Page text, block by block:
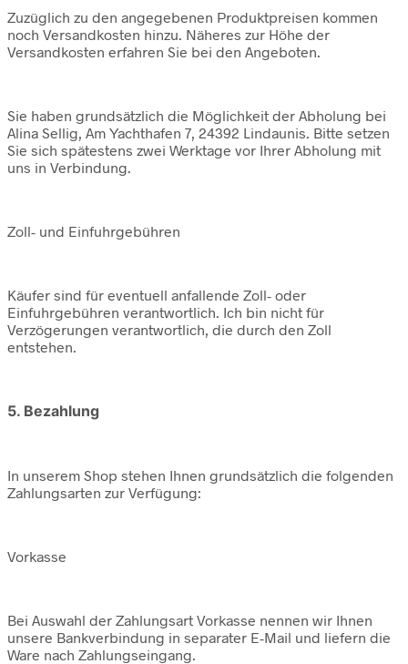
Zuzüglich zu den angegebenen Produktpreisen kommen
noch Versandkosten hinzu. Näheres zur Höhe der
Versandkosten erfahren Sie bei den Angeboten.
Sie haben grundsätzlich die Möglichkeit der Abholung bei
Alina Sellig, Am Yachthafen 7, 24392 Lindaunis. Bitte setzen
Sie sich spätestens zwei Werktage vor Ihrer Abholung mit
uns in Verbindung.
Zoll- und Einfuhrgebühren
Käufer sind für eventuell anfallende Zoll- oder
Einfuhrgebühren verantwortlich. Ich bin nicht für
Verzögerungen verantwortlich, die durch den Zoll
entstehen.
5. Bezahlung
In unserem Shop stehen Ihnen grundsätzlich die folgenden
Zahlungsarten zur Verfügung:
Vorkasse
Bei Auswahl der Zahlungsart Vorkasse nennen wir Ihnen
unsere Bankverbindung in separater E-Mail und liefern die
Ware nach Zahlungseingang.